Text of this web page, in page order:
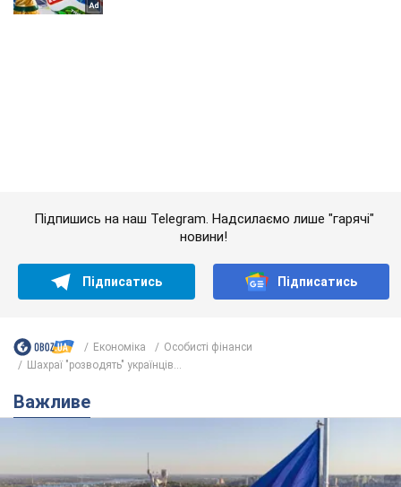
Важливе
Якою була оригінальна версія гімну України та
чому її боялася Російська імперія: про це не